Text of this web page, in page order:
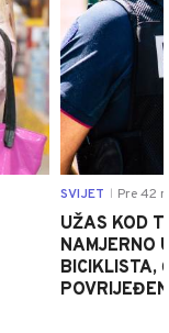
SVIJET Pre 42
UŽAS KOD
NAMJERNO
BICIKLISTA,